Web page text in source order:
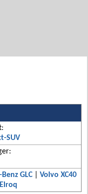
SUV
GLC
Volvo XC40